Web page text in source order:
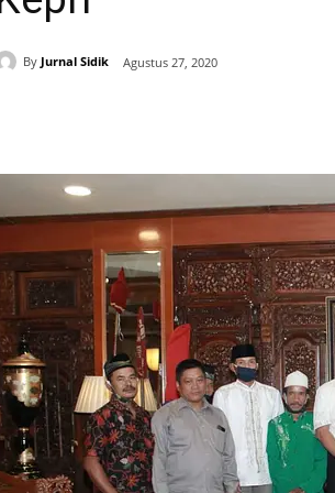
By Jurnal Sidik Agustus 27, 2020